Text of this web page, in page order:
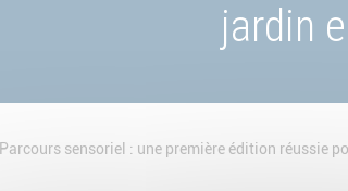
jardin
Parcours sensoriel : une première édition réussie